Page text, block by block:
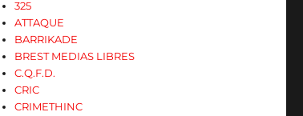
325
ATTAQUE
BARRIKADE
BREST MEDIAS LIBRES
C.Q.F.D.
CRIC
CRIMETHINC